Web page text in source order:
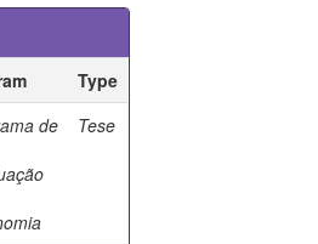
Type
de
Tese